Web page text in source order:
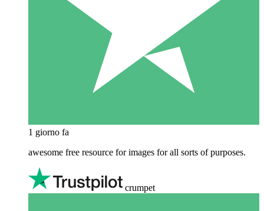
1 giorno fa
awesome free resource for images for all sorts of purposes.
crumpet